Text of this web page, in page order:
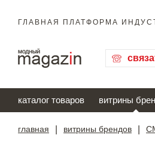
ГЛАВНАЯ ПЛАТФОРМА
каталог товаров витрины
главная витрины брендов